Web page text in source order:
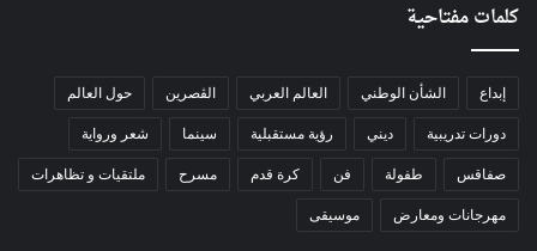
كلمات مفتاحية
إبداع الشأن الوطني العالم العربي الڨصرين حول العالم
دورات تدريبية ديني رؤية مستقبلية سينما شعر ورواية
صفاقس طفولة فن كرة قدم مسرح ملتقيات و تظاهرات
مهرجانات ومعارض موسيقى